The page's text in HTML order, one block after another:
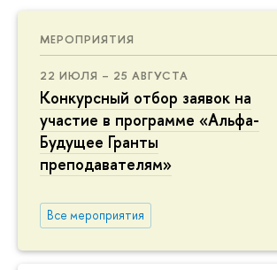
МЕРОПРИЯТИЯ
22 ИЮЛЯ – 25 АВГУСТА
Конкурсный отбор заявок на
участие в программе «Альфа-
Будущее Гранты
преподавателям»
Все мероприятия